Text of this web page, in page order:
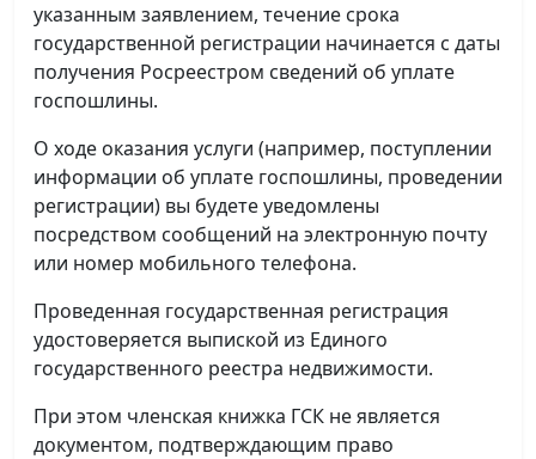
указанным заявлением, течение срока
государственной регистрации начинается с даты
получения Росреестром сведений об уплате
госпошлины.
О ходе оказания услуги (например, поступлении
информации об уплате госпошлины, проведении
регистрации) вы будете уведомлены
посредством сообщений на электронную почту
или номер мобильного телефона.
Проведенная государственная регистрация
удостоверяется выпиской из Единого
государственного реестра недвижимости.
При этом членская книжка ГСК не является
документом, подтверждающим право